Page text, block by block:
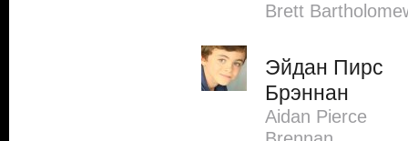
Brett
Эйдан Пирс
Брэннан
Aidan Pierce